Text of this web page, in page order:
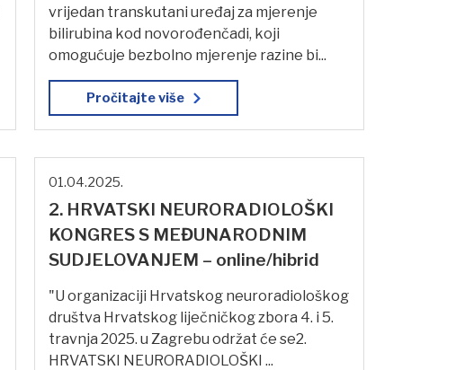
vrijedan transkutani uređaj za mjerenje
bilirubina kod novorođenčadi, koji
omogućuje bezbolno mjerenje razine bi...
Pročitajte više
01.04.2025.
2. HRVATSKI NEURORADIOLOŠKI
KONGRES S MEĐUNARODNIM
SUDJELOVANJEM – online/hibrid
"U organizaciji Hrvatskog neuroradiološkog
društva Hrvatskog liječničkog zbora 4. i 5.
travnja 2025. u Zagrebu održat će se2.
HRVATSKI NEURORADIOLOŠKI ...